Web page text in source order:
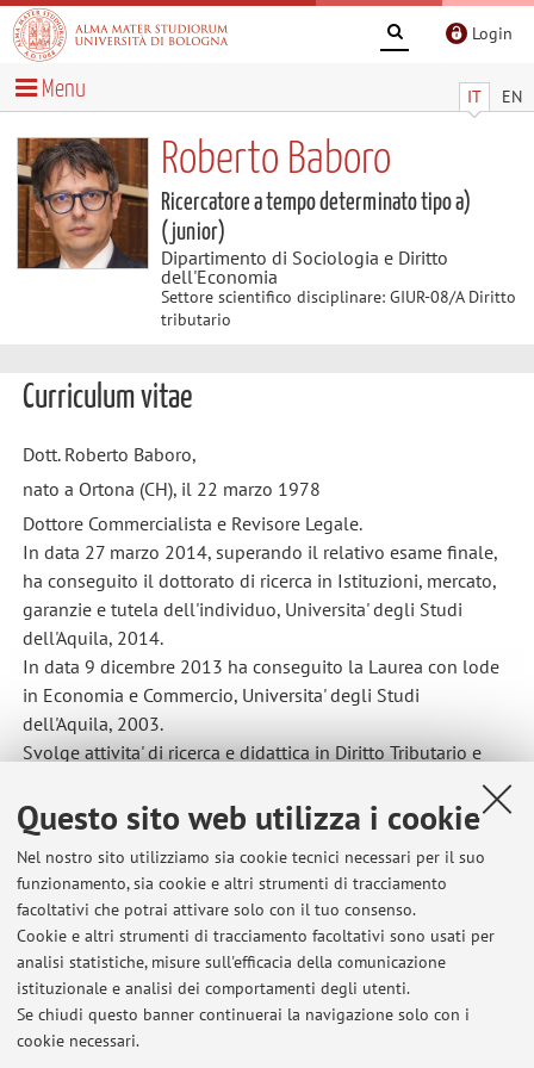
Questo sito web utilizza i cookie
Nel nostro sito utilizziamo sia cookie tecnici necessari per il suo
funzionamento, sia cookie e altri strumenti di tracciamento
facoltativi che potrai attivare solo con il tuo consenso.
Cookie e altri strumenti di tracciamento facoltativi sono usati per
analisi statistiche, misure sull'efficacia della comunicazione
istituzionale e analisi dei comportamenti degli utenti.
Se chiudi questo banner continuerai la navigazione solo con i
cookie necessari.
Login
IT EN
Menu
Roberto Baboro
Ricercatore a tempo determinato tipo a)
(junior)
Dipartimento di Sociologia e Diritto
dell'Economia
Settore scientifico disciplinare: GIUR-08/A Diritto
tributario
Curriculum vitae
Dott. Roberto Baboro,
nato a Ortona (CH), il 22 marzo 1978
Dottore Commercialista e Revisore Legale.
In data 27 marzo 2014, superando il relativo esame finale,
ha conseguito il dottorato di ricerca in Istituzioni, mercato,
garanzie e tutela dell'individuo, Universita' degli Studi
dell'Aquila, 2014.
In data 9 dicembre 2013 ha conseguito la Laurea con lode
in Economia e Commercio, Universita' degli Studi
dell'Aquila, 2003.
Svolge attivita' di ricerca e didattica in Diritto Tributario e
Studiorum-Universita' di Bologna.
Svolge attivita' di docenza presso la Scuola Ispettori e
Sovrintendenti della Guardia di Finanza.
E' autore di numerose pubblicazioni scientifiche in materia
tributaria.